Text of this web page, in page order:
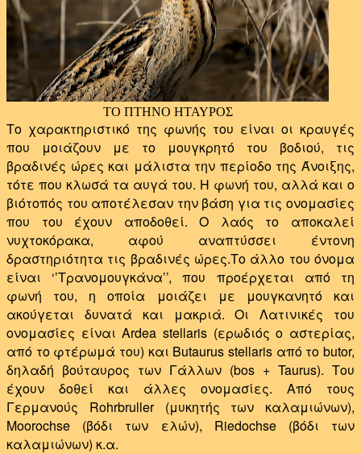
ΤΟ ΠΤΗΝΟ ΗΤΑΥΡΟΣ
Το χαρακτηριστικό της φωνής του είναι οι κραυγές
που μοιάζουν με το μουγκρητό του βοδιού, τις
βραδινές ώρες και μάλιστα την περίοδο της Άνοιξης,
τότε που κλωσά τα αυγά του. Η φωνή του, αλλά και ο
βιότοπός του αποτέλεσαν την βάση για τις ονομασίες
που του έχουν αποδοθεί. Ο λαός το αποκαλεί
νυχτοκόρακα, αφού αναπτύσσει έντονη
δραστηριότητα τις βραδινές ώρες.Το άλλο του όνομα
είναι ‘’Τρανομουγκάνα’’, που προέρχεται από τη
φωνή του, η οποία μοιάζει με μουγκανητό και
ακούγεται δυνατά και μακριά. Οι Λατινικές του
ονομασίες είναι Ardea stellaris (ερωδιός ο αστερίας,
από το φτέρωμά του) και Butaurus stellaris από το butor,
δηλαδή βούταυρος των Γάλλων (bos + Taurus). Του
έχουν δοθεί και άλλες ονομασίες. Aπό τους
Γερμανούς Rohrbruller (μυκητής των καλαμιώνων),
Moorochse (βόδι των ελών), Riedochse (βόδι των
καλαμιώνων) κ.α.